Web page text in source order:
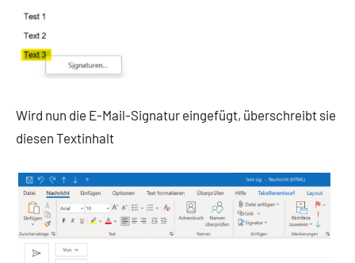
Wird nun die E-Mail-Signatur eingefügt, überschreibt sie
diesen Textinhalt